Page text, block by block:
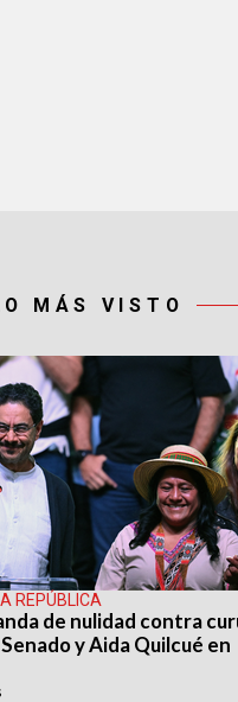
MÁS VISTO
REPÚBLICA
de nulidad contra
y Aida Quilcué en